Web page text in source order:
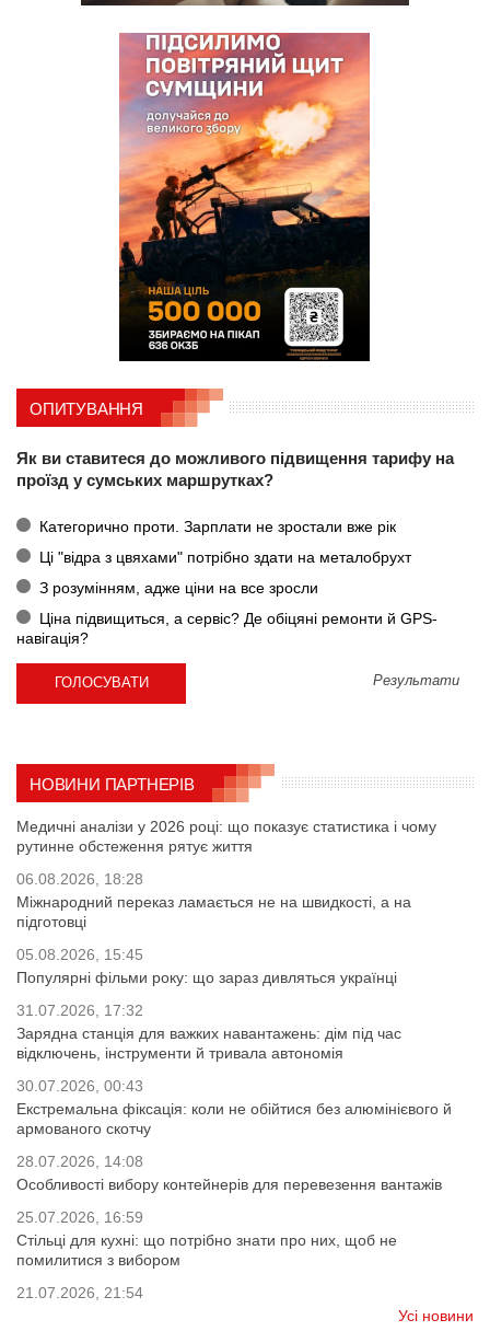
ОПИТУВАННЯ
Як ви ставитеся до можливого підвищення тарифу на
проїзд у сумських маршрутках?
Категорично проти. Зарплати не зростали вже рік
Ці "відра з цвяхами" потрібно здати на металобрухт
З розумінням, адже ціни на все зросли
Ціна підвищиться, а сервіс? Де обіцяні ремонти й GPS-
навігація?
Результати
НОВИНИ ПАРТНЕРІВ
Медичні аналізи у 2026 році: що показує статистика і чому
рутинне обстеження рятує життя
06.08.2026, 18:28
Міжнародний переказ ламається не на швидкості, а на
підготовці
05.08.2026, 15:45
Популярні фільми року: що зараз дивляться українці
31.07.2026, 17:32
Зарядна станція для важких навантажень: дім під час
відключень, інструменти й тривала автономія
30.07.2026, 00:43
Екстремальна фіксація: коли не обійтися без алюмінієвого й
армованого скотчу
28.07.2026, 14:08
Особливості вибору контейнерів для перевезення вантажів
25.07.2026, 16:59
Стільці для кухні: що потрібно знати про них, щоб не
помилитися з вибором
21.07.2026, 21:54
Усі новини